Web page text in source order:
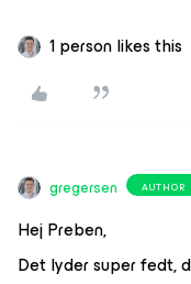
1 person likes this
gregersen AUTHOR
Hej Preben,
Det lyder super fedt,